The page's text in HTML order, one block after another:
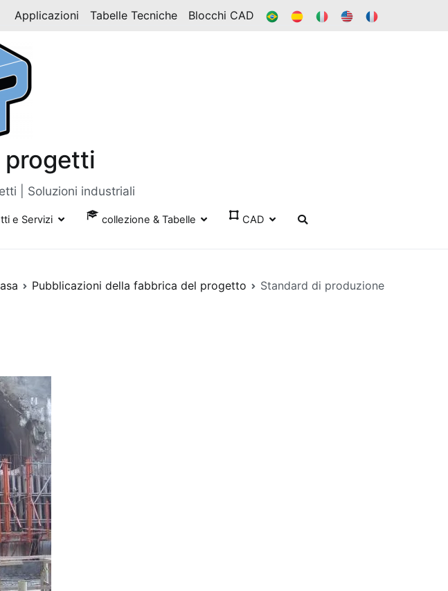
Applicazioni Tabelle Tecniche Blocchi CAD BR ES ESSO
progetti
| Soluzioni industriali
e Servizi collezione & Tabelle CAD
Pubblicazioni della fabbrica del progetto Standard di produzione